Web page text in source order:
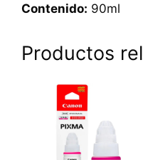
Contenido: 90ml
Productos